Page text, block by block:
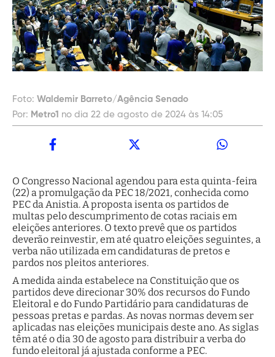
Foto: Waldemir Barreto/Agência Senado
Por: Metro1 no dia 22 de agosto de 2024 às 14:05
O Congresso Nacional agendou para esta quinta-feira
(22) a promulgação da PEC 18/2021, conhecida como
PEC da Anistia. A proposta isenta os partidos de
multas pelo descumprimento de cotas raciais em
eleições anteriores. O texto prevê que os partidos
deverão reinvestir, em até quatro eleições seguintes, a
verba não utilizada em candidaturas de pretos e
pardos nos pleitos anteriores.
A medida ainda estabelece na Constituição que os
partidos deve direcionar 30% dos recursos do Fundo
Eleitoral e do Fundo Partidário para candidaturas de
pessoas pretas e pardas. As novas normas devem ser
aplicadas nas eleições municipais deste ano. As siglas
têm até o dia 30 de agosto para distribuir a verba do
fundo eleitoral já ajustada conforme a PEC.